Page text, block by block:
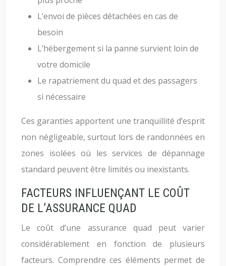
L’envoi de pièces détachées en cas de
besoin
L’hébergement si la panne survient loin de
votre domicile
Le rapatriement du quad et des passagers
si nécessaire
Ces garanties apportent une tranquillité d’esprit
non négligeable, surtout lors de randonnées en
zones isolées où les services de dépannage
standard peuvent être limités ou inexistants.
FACTEURS INFLUENÇANT LE COÛT
DE L’ASSURANCE QUAD
Le coût d’une assurance quad peut varier
considérablement en fonction de plusieurs
facteurs. Comprendre ces éléments permet de